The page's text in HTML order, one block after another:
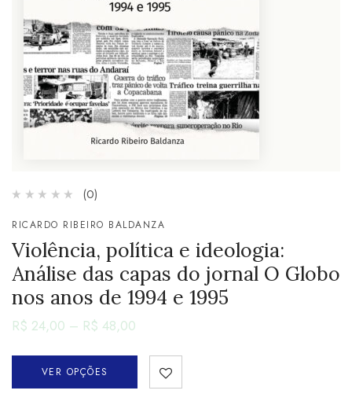
(0)
RICARDO RIBEIRO BALDANZA
Violência, política e ideologia:
Análise das capas do jornal O Globo
nos anos de 1994 e 1995
R$ 24,00 – R$ 48,00
VER OPÇÕES